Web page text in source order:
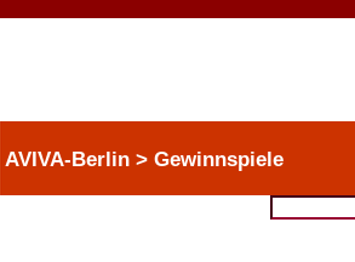
AVIVA-Berlin > Gewinnspiele